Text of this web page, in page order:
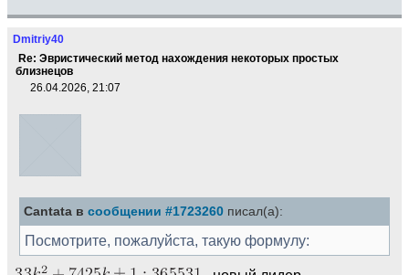
Dmitriy40
Re: Эвристический метод нахождения некоторых простых
близнецов
26.04.2026, 21:07
Cantata в сообщении #1723260 писал(а):
Посмотрите, пожалуйста, такую формулу: